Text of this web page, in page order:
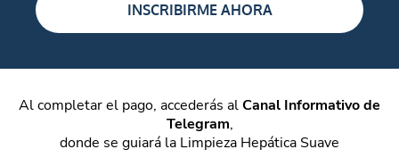
INSCRIBIRME AHORA
Al completar el pago, accederás alCanal Informativo de
Telegram,
donde se guiará la Limpieza Hepática Suave